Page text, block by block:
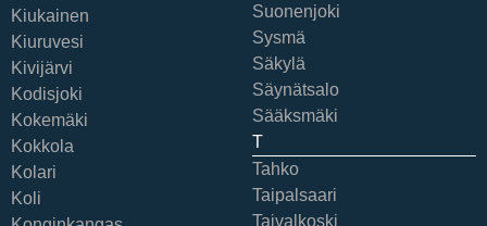
Kiukainen
Kiuruvesi
Kivijärvi
Kodisjoki
Kokemäki
Kokkola
Kolari
Koli
Suonenjoki
Sysmä
Säkylä
Säynätsalo
Sääksmäki
T
Tahko
Taipalsaari
Taivalkoski